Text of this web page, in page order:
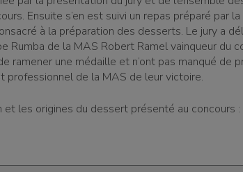
Ensuite s’en est suivi un repas préparé par
à la préparation des desserts. Le jury a
Rumba de la MAS Robert Ramel vainqueur du
ramener une médaille et n’ont pas manqué de
professionnel de la MAS de leur victoire.
les origines du dessert présenté au concours :